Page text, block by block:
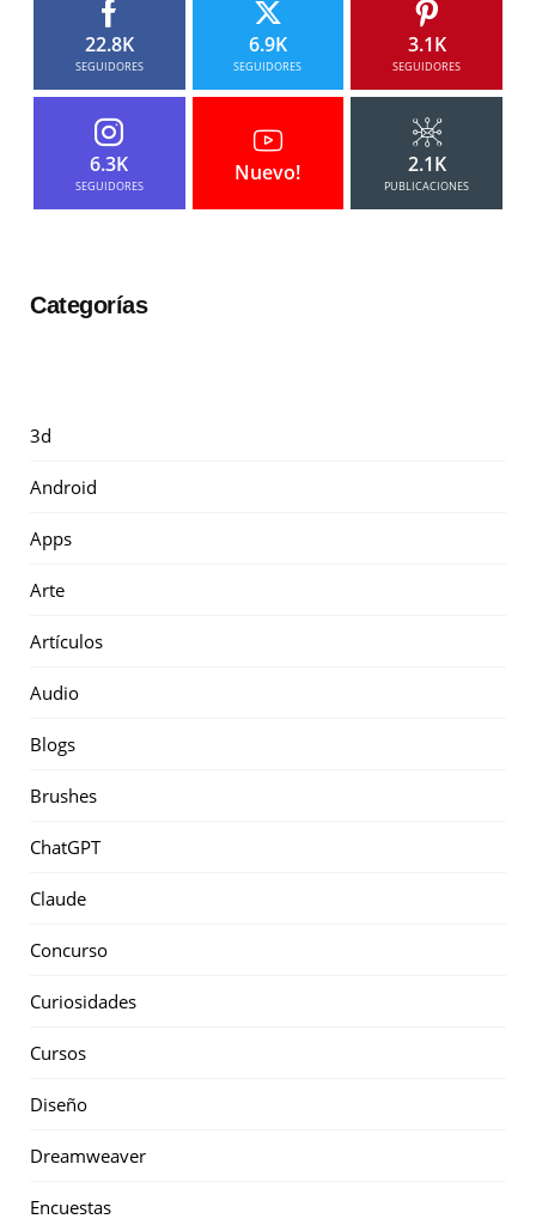
22.8K
SEGUIDORES
6.9K
SEGUIDORES
3.1K
SEGUIDORES
6.3K
SEGUIDORES
Nuevo! 2.1K
PUBLICACIONES
Categorías
3d
Android
Apps
Arte
Artículos
Audio
Blogs
Brushes
ChatGPT
Claude
Concurso
Curiosidades
Cursos
Diseño
Dreamweaver
Encuestas